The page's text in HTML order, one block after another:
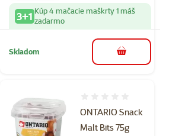
3+1 Kúp 4 mačacie maškrty 1 máš
zadarmo
Skladom do košíka
ONTARIO Snack
Malt Bits 75g